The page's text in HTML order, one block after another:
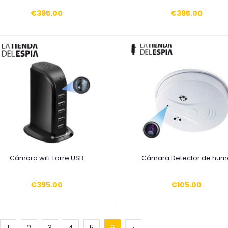
€395.00 €395.00
Añadir a la cesta
Cámara wifi Torre USB
€395.00
Añadir a la cesta
Cámara Detector de
€105.00